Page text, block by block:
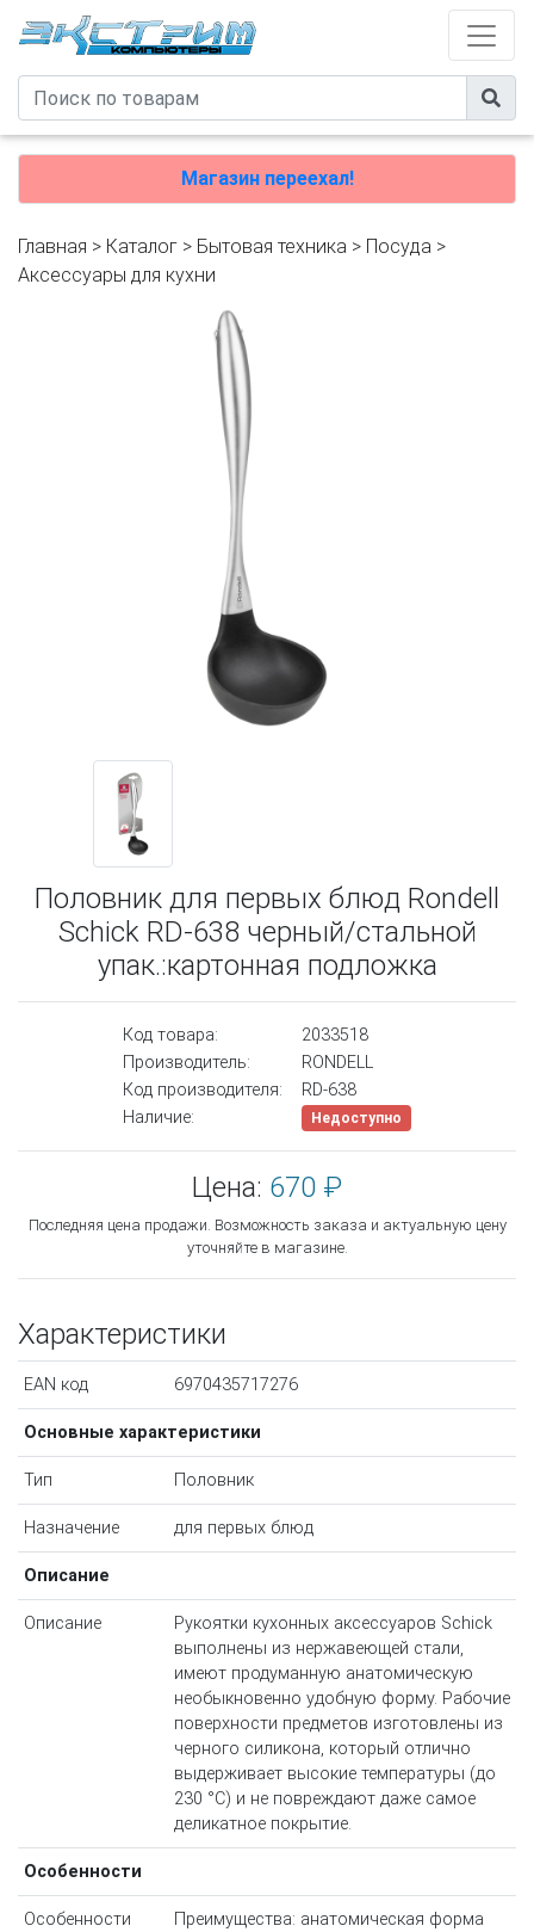
Магазин переехал!
Главная > Каталог > Бытовая техника > Посуда >
Аксессуары для кухни
Половник для первых блюд Rondell
Schick RD-638 черный/стальной
упак.:картонная подложка
Код товара:
2033518
Производитель:
RONDELL
Код производителя:
RD-638
Наличие:
Недоступно
Цена: 670 ₽
Последняя цена продажи. Возможность заказа и актуальную цену
уточняйте в магазине.
Характеристики
EAN код 6970435717276
Основные характеристики
Тип Половник
Назначение для первых блюд
Описание
Описание
Рукоятки кухонных аксессуаров Schick
выполнены из нержавеющей стали,
имеют продуманную анатомическую
необыкновенно удобную форму. Рабочие
поверхности предметов изготовлены из
черного силикона, который отлично
выдерживает высокие температуры (до
230 °С) и не повреждают даже самое
деликатное покрытие.
Особенности
Особенности
Преимущества: анатомическая форма